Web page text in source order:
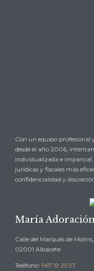
Con un equipo profesional
desde el año 2006,
individualizada e
jurídicas y fiscales más
confidencialidad y
María
Calle del Marqués de Molins,
02001 Albacete
Teléfono: 967 19 25 97